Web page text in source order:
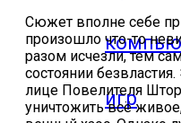
игр
Сюжет вполне себе
произошло что-то
разом исчезли, тем
состоянии
лице Повелителя
уничтожить всё